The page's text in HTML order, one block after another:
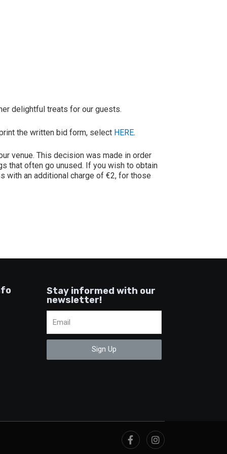
delightful treats for our guests.
the written bid form, select HERE.
venue. This decision was made in order
that often go unused. If you wish to obtain
with an additional charge of €2, for those
Stay informed with our
newsletter!
Sign Up